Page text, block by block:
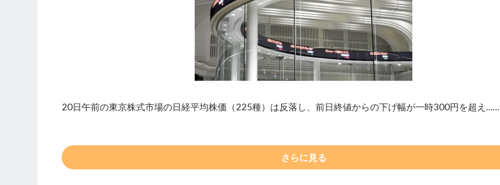
20日午前の東京株式市場の日経平均株価（225種）は反落し、前日終値からの下げ幅が一時300円を超え……
さらに見る